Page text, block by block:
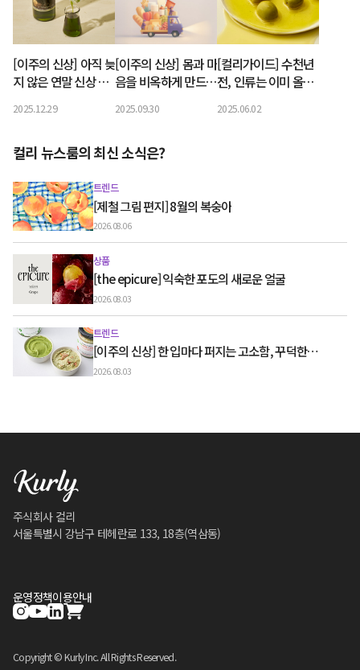
[이주의 신상] 아직 늦
지 않은 연말 신상 선
2025.12.29
[이주의 신상] 몸과 마
음을 비옥하게 만드는
2025.09.30
[컬리가이드] 수천년
전, 인류는 이미 올리
2025.06.02
컬리 뉴스룸의 최신 소식은?
트렌드
[제철 그림 편지] 8월의 복숭아
2026.08.06
상품
[the epicure] 익숙한 포도의 새로운 얼굴
2026.08.03
트렌드
[이주의 신상] 한 입마다 퍼지는 고소함, 꾸덕한
그릭요거트와 우유 디저트
2026.08.03
주식회사 컬리
서울특별시 강남구 테헤란로 133, 18층(역삼동)
운영정책이용안내
Copyright © Kurly Inc. All Rights Reserved.